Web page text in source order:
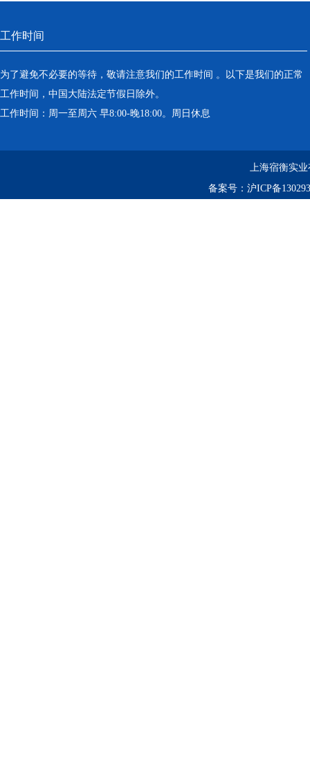
工作时间
为了避免不必要的等待，敬请注意我们的工作时间 。以下是我们的正常
工作时间，中国大陆法定节假日除外。
工作时间：周一至周六 早8:00-晚18:00。周日休息
上海宿衡实
备案号： 沪ICP备